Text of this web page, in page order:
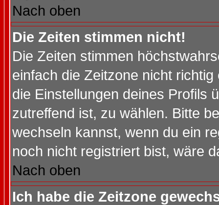
Nach oben
Die Zeiten stimmen nicht!
Die Zeiten stimmen
einfach die Zeitzone nicht
die Einstellungen deines Profils
zutreffend ist, zu wählen. Bitte
wechseln kannst, wenn du ein
noch nicht registriert bist, wäre
Nach oben
Ich habe die Zeitzone